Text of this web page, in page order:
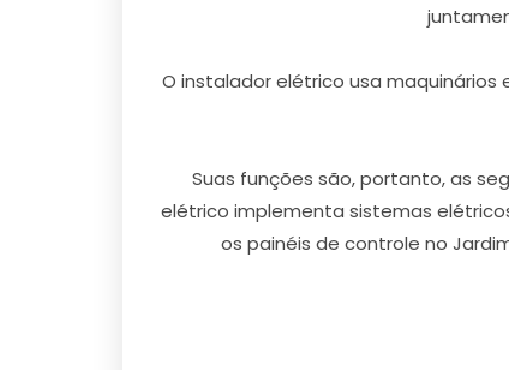
O instalador elétrico usa
Suas funções são, portanto, as
elétrico implementa sistemas
os painéis de controle no